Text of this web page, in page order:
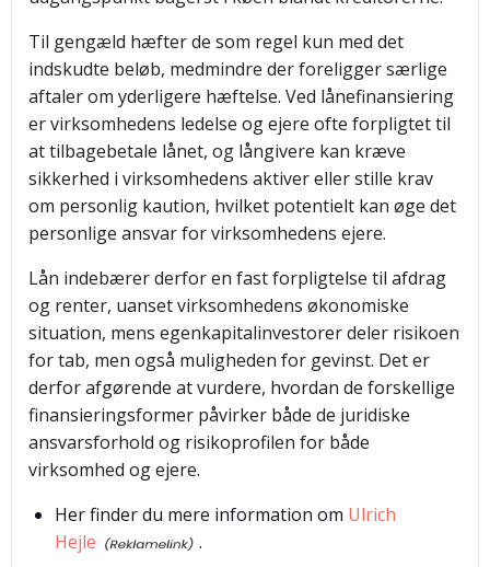
Til gengæld hæfter de som regel kun med det
indskudte beløb, medmindre der foreligger særlige
aftaler om yderligere hæftelse. Ved lånefinansiering
er virksomhedens ledelse og ejere ofte forpligtet til
at tilbagebetale lånet, og långivere kan kræve
sikkerhed i virksomhedens aktiver eller stille krav
om personlig kaution, hvilket potentielt kan øge det
personlige ansvar for virksomhedens ejere.
Lån indebærer derfor en fast forpligtelse til afdrag
og renter, uanset virksomhedens økonomiske
situation, mens egenkapitalinvestorer deler risikoen
for tab, men også muligheden for gevinst. Det er
derfor afgørende at vurdere, hvordan de forskellige
finansieringsformer påvirker både de juridiske
ansvarsforhold og risikoprofilen for både
virksomhed og ejere.
Her finder du mere information om Ulrich
Hejle
.